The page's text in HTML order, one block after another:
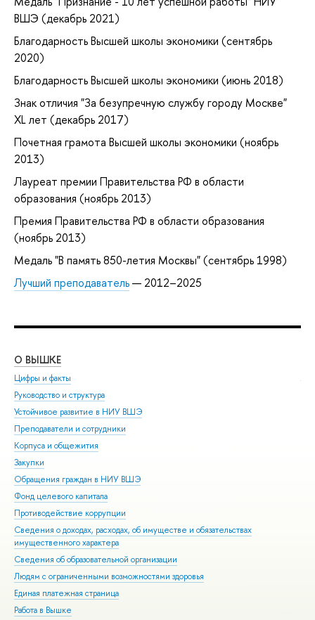
ВШЭ (декабрь 2021)
Благодарность Высшей школы экономики (сентябрь
2020)
Благодарность Высшей школы экономики (июнь 2018)
Знак отличия "За безупречную службу городу Москве"
XL лет (декабрь 2017)
Почетная грамота Высшей школы экономики (ноябрь
2013)
Лауреат премии Правительства РФ в области
образования (ноябрь 2013)
Премия Правительства РФ в области образования
(ноябрь 2013)
Медаль "В память 850-летия Москвы" (сентябрь 1998)
Лучший преподаватель— 2012–2025
О ВЫШКЕ
Цифры и факты
Руководство и структура
Устойчивое развитие в НИУ ВШЭ
Преподаватели и сотрудники
Корпуса и общежития
Закупки
Обращения граждан в НИУ ВШЭ
Фонд целевого капитала
Противодействие коррупции
Сведения о доходах, расходах, об имуществе и обязательствах
имущественного характера
Сведения об образовательной организации
Людям с ограниченными возможностями здоровья
Единая платежная страница
Работа в Вышке